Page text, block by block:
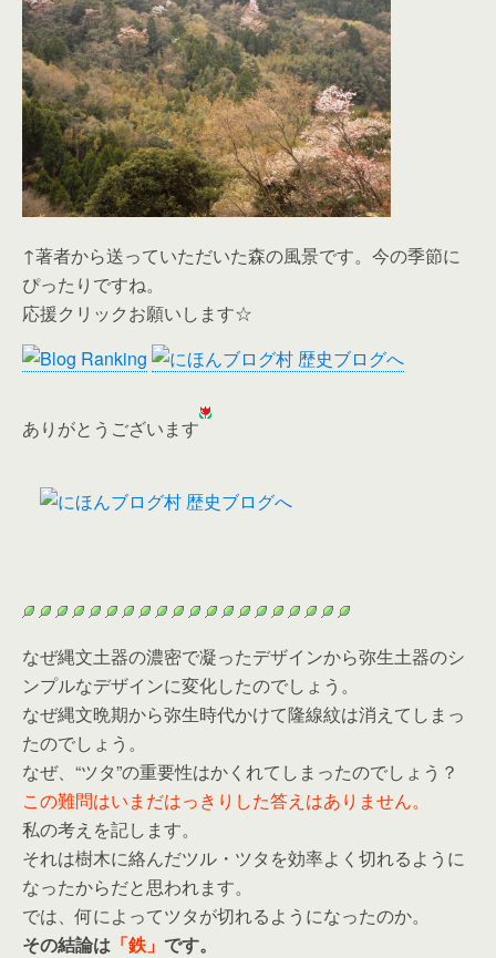
↑著者から送っていただいた森の風景です。今の季節に
ぴったりですね。
応援クリックお願いします☆
ありがとうございます
なぜ縄文土器の濃密で凝ったデザインから弥生土器のシ
ンプルなデザインに変化したのでしょう。
なぜ縄文晩期から弥生時代かけて隆線紋は消えてしまっ
たのでしょう。
なぜ、“ツタ”の重要性はかくれてしまったのでしょう？
この難問はいまだはっきりした答えはありません。
私の考えを記します。
それは樹木に絡んだツル・ツタを効率よく切れるように
なったからだと思われます。
では、何によってツタが切れるようになったのか。
その結論は 「鉄」 です。